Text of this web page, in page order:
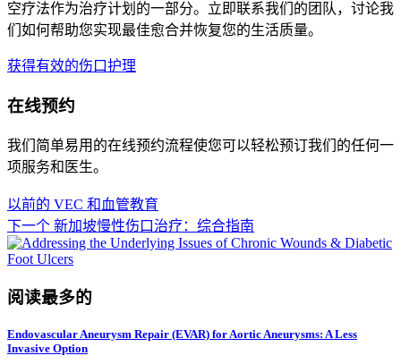
空疗法作为治疗计划的一部分。立即联系我们的团队，讨论我
们如何帮助您实现最佳愈合并恢复您的生活质量。
获得有效的伤口护理
在线预约
我们简单易用的在线预约流程使您可以轻松预订我们的任何一
项服务和医生。
以前的 VEC 和血管教育
下一个 新加坡慢性伤口治疗：综合指南
阅读最多的
Endovascular Aneurysm Repair (EVAR) for Aortic Aneurysms: A Less
Invasive Option